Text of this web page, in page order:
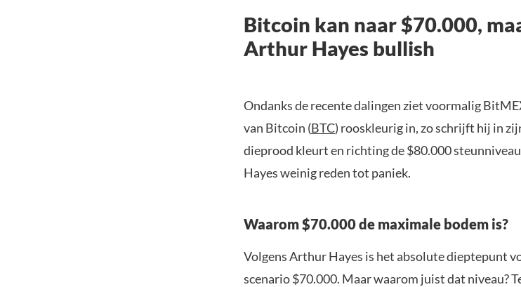
Bitcoin kan naar $70.000,
Arthur Hayes bullish
Ondanks de recente dalingen ziet voormalig
van Bitcoin (BTC) rooskleurig in, zo schrijft hij in
dieprood kleurt en richting de $80.000
Hayes weinig reden tot paniek.
Waarom $70.000 de maximale bodem is?
Volgens Arthur Hayes is het absolute dieptepunt
scenario $70.000. Maar waarom juist dat niveau?